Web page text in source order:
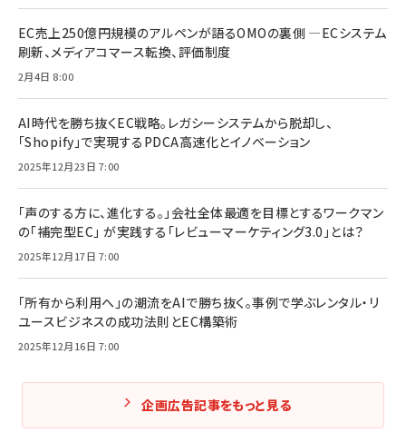
EC売上250億円規模のアルペンが語るOMOの裏側 ―ECシステム
刷新、メディアコマース転換、評価制度
2月4日 8:00
AI時代を勝ち抜くEC戦略。レガシーシステムから脱却し、
「Shopify」で実現するPDCA高速化とイノベーション
2025年12月23日 7:00
「声のする方に、進化する。」会社全体最適を目標とするワークマン
の「補完型EC」 が実践する「レビューマーケティング3.0」とは？
2025年12月17日 7:00
「所有から利用へ」の潮流をAIで勝ち抜く。事例で学ぶレンタル・リ
ユースビジネスの成功法則とEC構築術
2025年12月16日 7:00
企画広告記事をもっと見る